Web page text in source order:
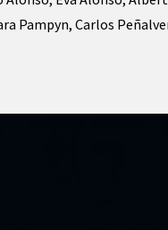
Pampyn, Carlos